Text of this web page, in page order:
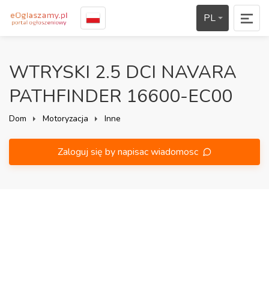
PL
WTRYSKI 2.5 DCI NAVARA
PATHFINDER 16600-EC00
Dom Motoryzacja Inne
Zaloguj się by napisac wiadomosc